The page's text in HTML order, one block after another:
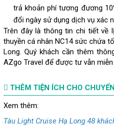
trả khoản phí tương đương
đổi ngày sử dụng dịch vụ xác
Trên đây là thông tin chi tiết về
thuyền cá nhân NC14 sức chứa
Long. Quý khách cần thêm
AZgo Travel để được tư vẫn
THÊM TIỆN ÍCH CHO
Xem thêm:
Tàu Light Cruise Hạ Long 48